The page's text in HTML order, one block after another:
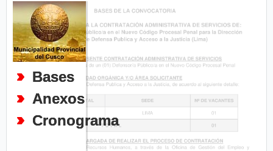
Bases
Anexos
Cronograma